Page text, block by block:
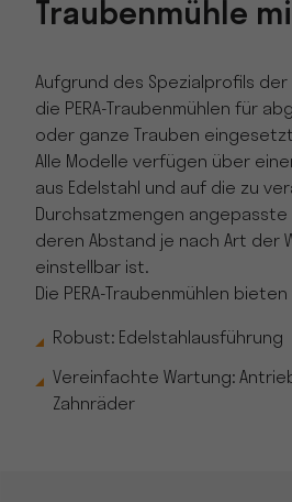
Traubenmühle
Aufgrund des Spezialprofils
die PERA-Traubenmühlen für
oder ganze Trauben
Alle Modelle verfügen über
aus Edelstahl und auf die zu
Durchsatzmengen angepasste
deren Abstand je nach Art der
einstellbar ist.
Die PERA-Traubenmühlen
Robust: Edelstahlausführung
Vereinfachte Wartung:
Zahnräder